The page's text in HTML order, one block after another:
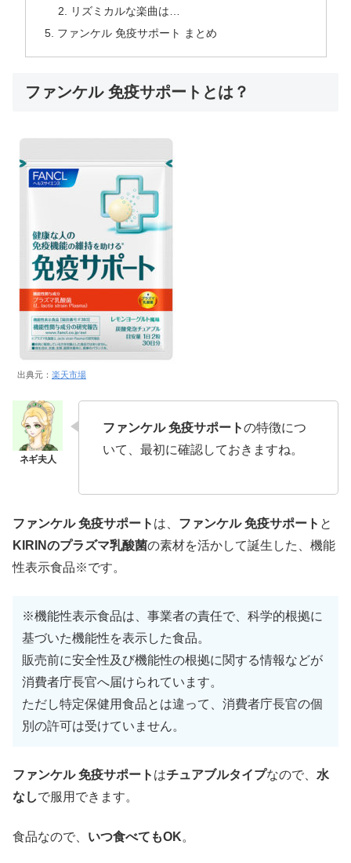
リズミカルな楽曲は…
ファンケル 免疫サポート まとめ
ファンケル 免疫サポートとは？
出典元： 楽天市場
ファンケル 免疫サポートの特徴につ
いて、最初に確認しておきますね。
ファンケル 免疫サポート は、 ファンケル 免疫サポート と
KIRINのプラズマ乳酸菌の素材を活かして誕生した、機能
性表示食品※です。
※機能性表示食品は、事業者の責任で、科学的根拠に
基づいた機能性を表示した食品。
販売前に安全性及び機能性の根拠に関する情報などが
消費者庁長官へ届けられています。
ただし特定保健用食品とは違って、消費者庁長官の個
別の許可は受けていません。
ファンケル 免疫サポート はチュアブルタイプなので、 水
なしで服用できます。
食品なので、 いつ食べてもOK。